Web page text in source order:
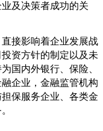
及决策者成功的关
接影响着企业发展战
资方针的制定以及未
国内外银行、保险、
企业，金融监管机构
保服务企业、各类金